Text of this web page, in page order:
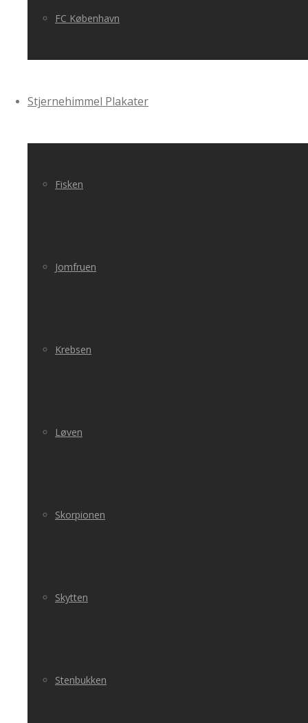
FC København
Stjernehimmel Plakater
Fisken
Jomfruen
Krebsen
Løven
Skorpionen
Skytten
Stenbukken